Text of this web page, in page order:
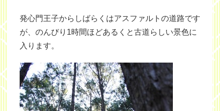
発心門王子からしばらくはアスファルトの道路です
が、のんびり1時間ほどあるくと古道らしい景色に
入ります。